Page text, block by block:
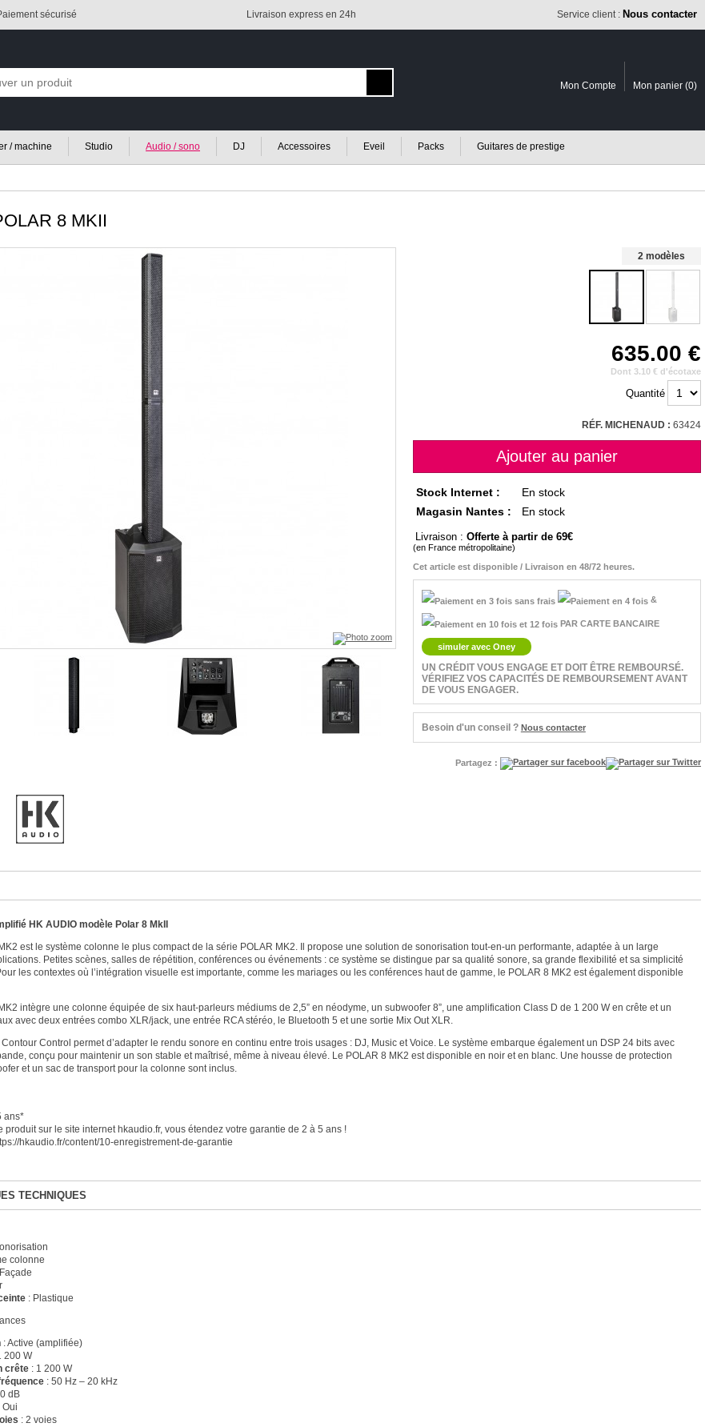
sécurisé Livraison express en 24h Service client : Nous contacter
Mon Compte Mon panier (0)
/ machine Studio Audio / sono DJ Accessoires Eveil Packs Guitares de prestige
8 MKII
2 modèles
635.00
Dont 3.10 € d'écotaxe
Quantité
RÉF. MICHENAUD : 63424
Stock Internet :
En stock
Magasin Nantes :
En stock
Livraison : Offerte à partir de 69
(en France métropolitaine)
Cet article est disponible / Livraison en 48/72 heures.
&
PAR CARTE BANCAIRE
simuler avec Oney
UN CRÉDIT VOUS ENGAGE ET DOIT ÊTRE REMBOURSÉ.
VÉRIFIEZ VOS CAPACITÉS DE REMBOURSEMENT AVANT
DE VOUS ENGAGER.
Besoin d'un conseil ? Nous contacter
Partagez :
HK AUDIO modèle Polar 8 MkII
est le système colonne le plus compact de la série POLAR MK2. Il propose une solution de sonorisation tout-en-un performante, adaptée à un large
Petites scènes, salles de répétition, conférences ou événements : ce système se distingue par sa qualité sonore, sa grande flexibilité et sa simplicité
les contextes où l’intégration visuelle est importante, comme les mariages ou les conférences haut de gamme, le POLAR 8 MK2 est également disponible
intègre une colonne équipée de six haut-parleurs médiums de 2,5” en néodyme, un subwoofer 8”, une amplification Class D de 1 200 W en crête et un
avec deux entrées combo XLR/jack, une entrée RCA stéréo, le Bluetooth 5 et une sortie Mix Out XLR.
Control permet d’adapter le rendu sonore en continu entre trois usages : DJ, Music et Voice. Le système embarque également un DSP 24 bits avec
conçu pour maintenir un son stable et maîtrisé, même à niveau élevé. Le POLAR 8 MK2 est disponible en noir et en blanc. Une housse de protection
et un sac de transport pour la colonne sont inclus.
ans*
produit sur le site internet hkaudio.fr, vous étendez votre garantie de 2 à 5 ans !
hkaudio.fr/content/10-enregistrement-de-garantie
TECHNIQUES
colonne
: Plastique
: Active (amplifiée)
200 W
crête: 1 200 W
: 50 Hz – 20 kHz
dB
: 2 voies